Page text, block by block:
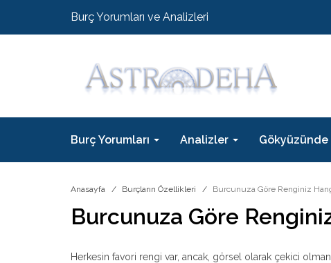
Burç Yorumları ve Analizleri
Burç Yorumları Analizler Gökyüzünde
Anasayfa Burçların Özellikleri Burcunuza Göre Renginiz
Burcunuza Göre
Herkesin favori rengi var, ancak, görsel olarak çekici